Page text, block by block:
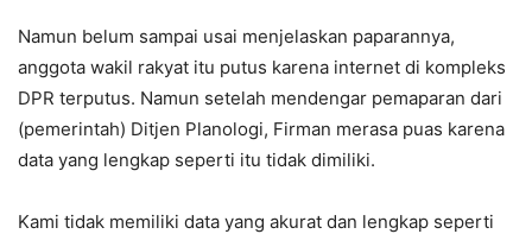
Namun belum sampai usai menjelaskan paparannya,
anggota wakil rakyat itu putus karena internet di kompleks
DPR terputus. Namun setelah mendengar pemaparan dari
(pemerintah) Ditjen Planologi, Firman merasa puas karena
data yang lengkap seperti itu tidak dimiliki.
Kami tidak memiliki data yang akurat dan lengkap seperti